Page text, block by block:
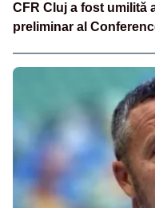
CFR Cluj a fost umilită
preliminar al